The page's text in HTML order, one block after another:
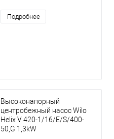
Подробнее
Высоконапорный
центробежный насос Wilo
Helix V 420-1/16/E/S/400-
50,G 1,3kW